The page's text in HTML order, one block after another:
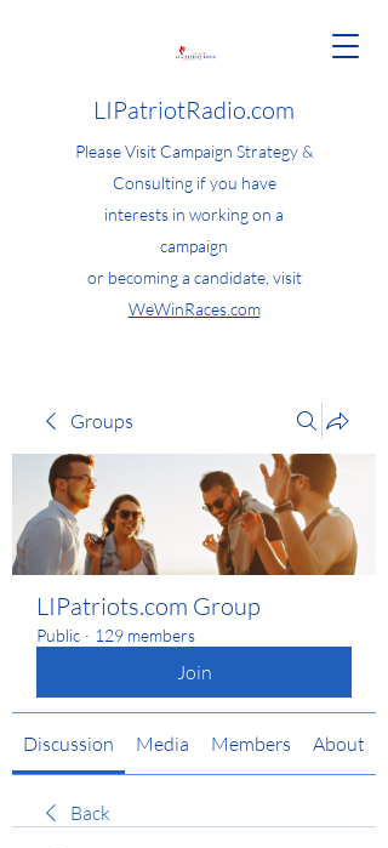
LIPatriotRadio.com
Please Visit Campaign Strategy &
Consulting if you have
interests in working on a
campaign
or becoming a candidate, visit
WeWinRaces.com
Groups
LIPatriots.com Group
Public · 129 members
Join
Discussion Media Members About
Back